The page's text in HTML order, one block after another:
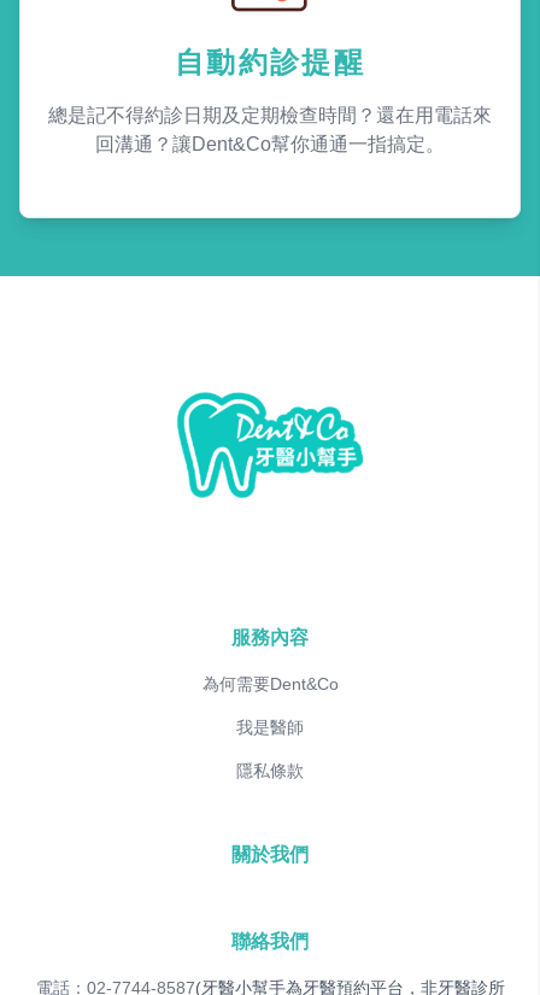
自動約診提醒
總是記不得約診日期及定期檢查時間？還在用電話來
回溝通？讓Dent&Co幫你通通一指搞定。
服務內容
為何需要Dent&Co
我是醫師
隱私條款
關於我們
聯絡我們
電話：02-7744-8587(牙醫小幫手為牙醫預約平台，非牙醫診所